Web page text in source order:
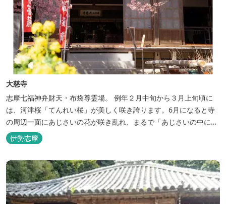
大慈寺
志摩七福神弁財天・布袋尊霊場。 例年２月中旬から３月上旬頃に
は、河津桜「てんれい桜」が美しく咲き誇ります。6月になると寺
の周辺一面にあじさいの花が咲き乱れ、まるで「あじさいの中に
寺」があるかのように見えることから、誰言うとなく「あじさい
寺」と呼ばれている。 この寺の本当の名は「法雨山大慈寺」と呼
物は絵画「涅槃図」ですが一般公...
伊勢志摩